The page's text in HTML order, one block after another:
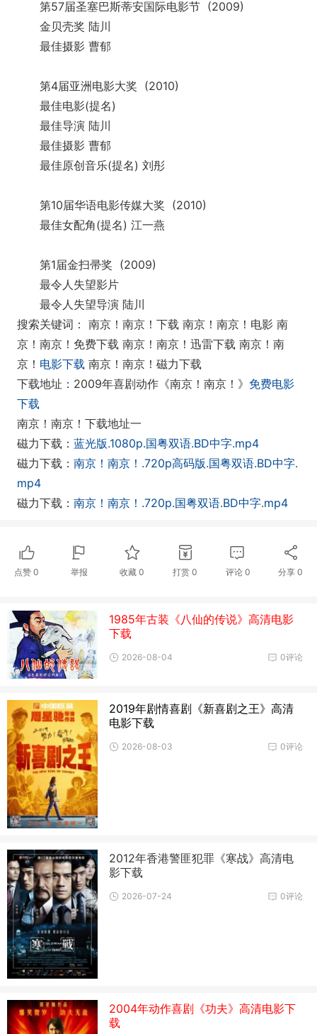
第57届圣塞巴斯蒂安国际电影节 (2009)
金贝壳奖 陆川
最佳摄影 曹郁
第4届亚洲电影大奖 (2010)
最佳电影(提名)
最佳导演 陆川
最佳摄影 曹郁
最佳原创音乐(提名) 刘彤
第10届华语电影传媒大奖 (2010)
最佳女配角(提名) 江一燕
第1届金扫帚奖 (2009)
最令人失望影片
最令人失望导演 陆川
搜索关键词： 南京！南京！下载 南京！南京！电影 南
京！南京！免费下载 南京！南京！迅雷下载 南京！南
京！ 电影下载 南京！南京！磁力下载
下载地址：2009年喜剧动作《南京！南京！》 免费电影
下载
南京！南京！下载地址一
磁力下载： 蓝光版.1080p.国粤双语.BD中字.mp4
磁力下载： 南京！南京！.720p高码版.国粤双语.BD中字.
mp4
磁力下载： 南京！南京！.720p.国粤双语.BD中字.mp4
点赞 0 举报 收藏0 打赏 0 评论 0 分享0
1985年古装《八仙的传说》高清电影
下载
0评论
2026-08-04
2019年剧情喜剧《新喜剧之王》高清
电影下载
0评论
2026-08-03
2012年香港警匪犯罪《寒战》高清电
影下载
0评论
2026-07-24
2004年动作喜剧《功夫》高清电影下
载